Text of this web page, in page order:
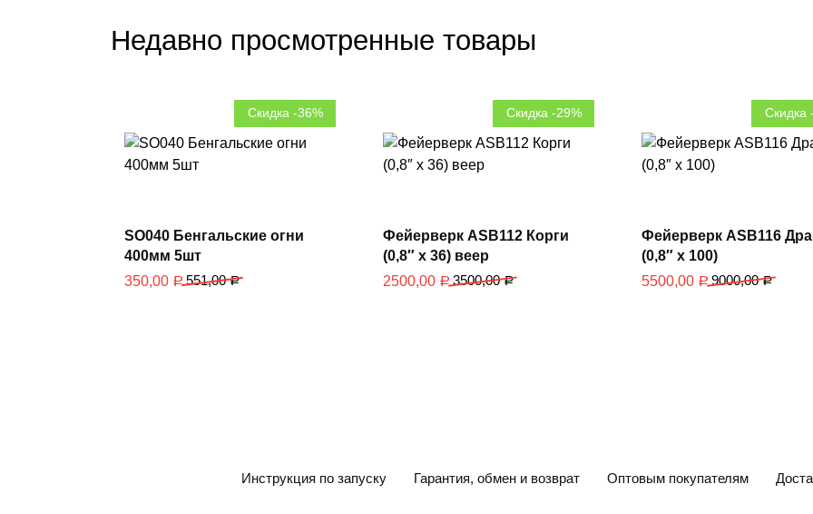
Недавно просмотренные товары
В корзину
Скидка -36%
SO040 Бенгальские огни
400мм 5шт
551,00Р
350,00 Р
В корзину
Скидка -29%
Фейерверк ASB112 Корги
(0,8″ х 36) веер
3500,00Р
2500,00 Р
В корзину
Скидка
Фейерверк ASB116
(0,8″ х 100)
9000,00Р
5500,00 Р
Инструкция по запуску Гарантия, обмен и возврат Оптовым покупателям